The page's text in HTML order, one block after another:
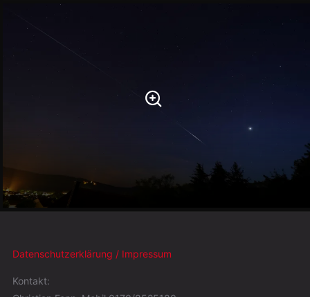
Datenschutzerklärung / Impressum
Kontakt: